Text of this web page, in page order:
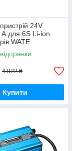
24V
для 6S Li-ion
WATE
4 022 ₴
Купити